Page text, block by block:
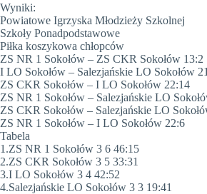
Wyniki:
Powiatowe Igrzyska Młodzieży Szkolnej
Szkoły Ponadpodstawowe
Piłka koszykowa chłopców
ZS NR 1 Sokołów – ZS CKR Sokołów 13:2
I LO Sokołów – Salezjańskie LO Sokołów
ZS CKR Sokołów – I LO Sokołów 22:14
ZS NR 1 Sokołów – Salezjańskie LO
ZS CKR Sokołów – Salezjańskie LO
ZS NR 1 Sokołów – I LO Sokołów 22:6
Tabela
1.ZS NR 1 Sokołów 3 6 46:15
2.ZS CKR Sokołów 3 5 33:31
3.I LO Sokołów 3 4 42:52
4.Salezjańskie LO Sokołów 3 3 19:41